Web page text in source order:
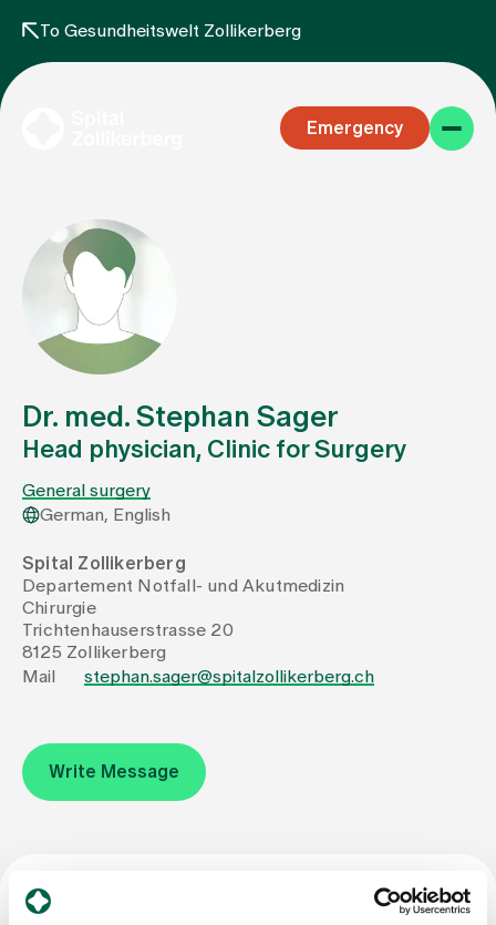
To Gesundheitswelt Zollikerberg
Emergency
Specialist areas
Stay
Team
Assigning
Events
Dr. med. Stephan Sager
Head physician, Clinic for Surgery
General surgery
German, English
Spital Zollikerberg
Departement Notfall- und Akutmedizin
Chirurgie
Trichtenhauserstrasse 20
8125 Zollikerberg
Mail
stephan.sager@spitalzollikerberg.ch
Write Message